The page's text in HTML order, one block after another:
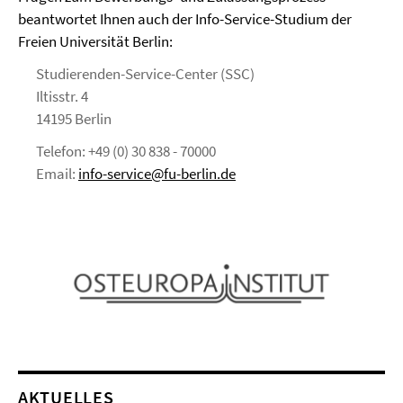
beantwortet Ihnen auch der Info-Service-Studium der
Freien Universität Berlin:
Studierenden-Service-Center (SSC)
Iltisstr. 4
14195 Berlin
Telefon: +49 (0) 30 838 - 70000
Email: info-service@fu-berlin.de
AKTUELLES